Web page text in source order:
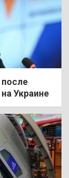
Украине